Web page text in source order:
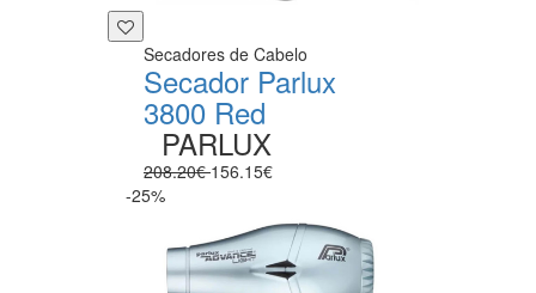
Secadores de Cabelo
Secador Parlux
3800 Red
PARLUX
208.20€156.15€
-25%